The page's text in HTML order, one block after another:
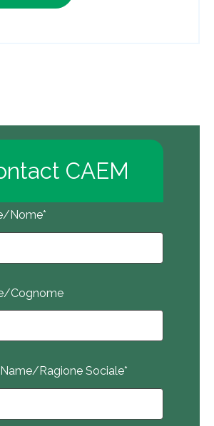
CAEM
Nome*
Cognome
Ragione Sociale*